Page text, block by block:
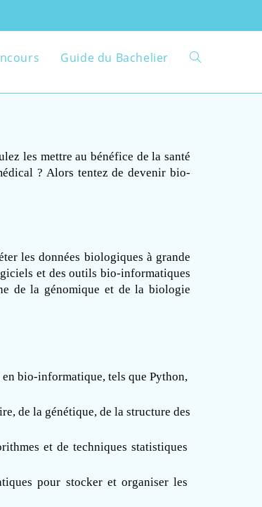
Guide du Bachelier
les mettre au bénéfice de la santé
? Alors tentez de devenir bio-
les données biologiques à grande
et des outils bio-informatiques
de la génomique et de la biologie
bio-informatique, tels que Python,
de la génétique, de la structure des
et de techniques statistiques
pour stocker et organiser les